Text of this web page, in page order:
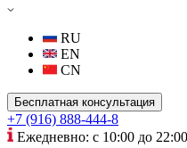
RU
EN
CN
Бесплатная консультация
+7 (916) 888-444-8
Ежедневно: с 10:00 до 22:00